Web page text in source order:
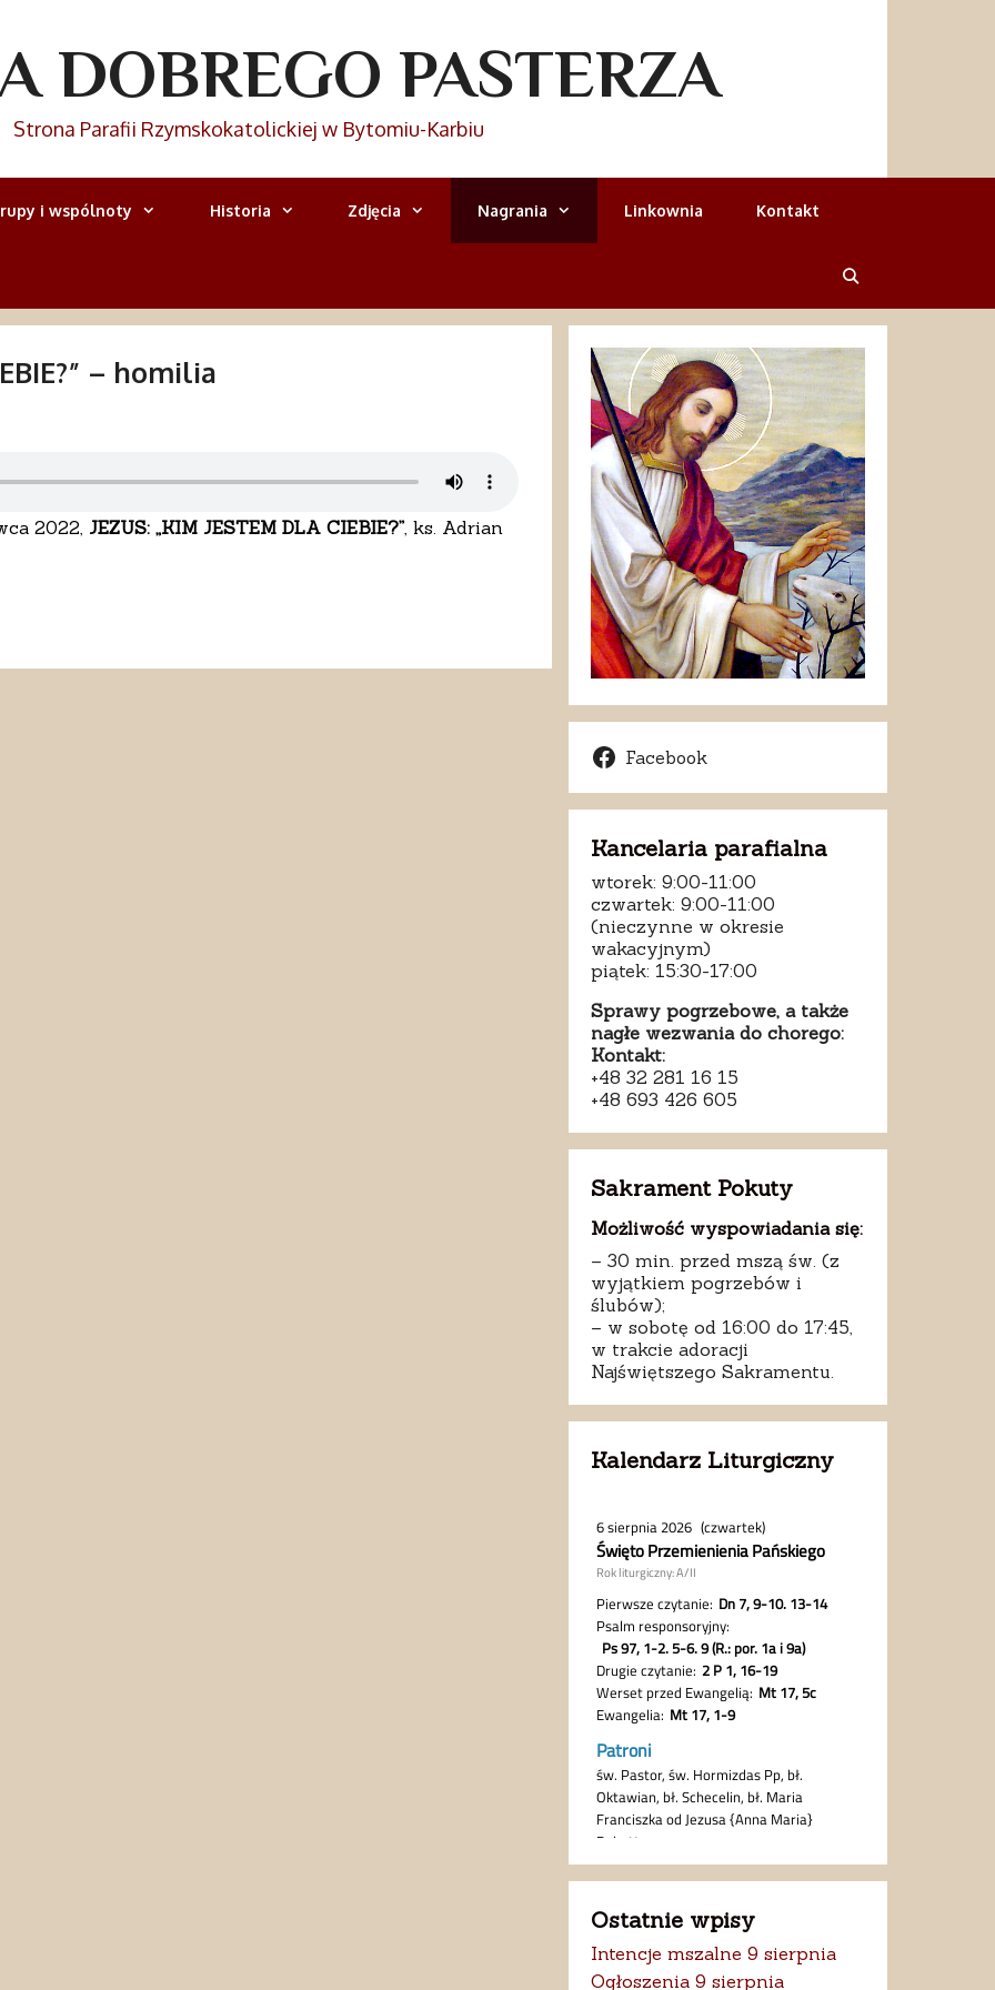
DOBREGO PASTERZA
Strona Parafii Rzymskokatolickiej w Bytomiu-Karbiu
i wspólnoty Historia Zdjęcia Nagrania Linkownia Kontakt
– homilia
2022, JEZUS: „KIM JESTEM DLA CIEBIE?”, ks. Adrian
Facebook
Kancelaria parafialna
wtorek: 9:00-11:00
czwartek: 9:00-11:00
(nieczynne w okresie
wakacyjnym)
piątek: 15:30-17:00
Sprawy pogrzebowe, a także
nagłe wezwania do chorego:
Kontakt:
+48 32 281 16 15
+48 693 426 605
Sakrament Pokuty
Możliwość wyspowiadania się:
– 30 min. przed mszą św. (z
wyjątkiem pogrzebów i
ślubów);
– w sobotę od 16:00 do 17:45,
w trakcie adoracji
Najświętszego Sakramentu.
Kalendarz Liturgiczny
Ostatnie wpisy
Intencje mszalne 9 sierpnia
Ogłoszenia 9 sierpnia